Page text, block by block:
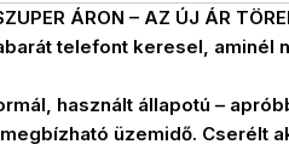
ÁRON – AZ ÚJ ÁR
telefont keresel, aminél
használt állapotú –
üzemidő. Cserélt